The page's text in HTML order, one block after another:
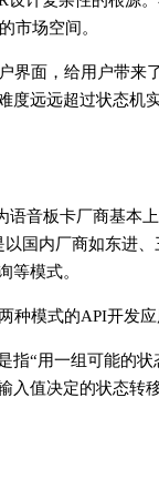
市场空间。
界面，给用户带来
度远远超过状态机
音板卡厂商基本
国内厂商如东进
等模式。
种模式的API开发应
指“用一组可能的
入值决定的状态转